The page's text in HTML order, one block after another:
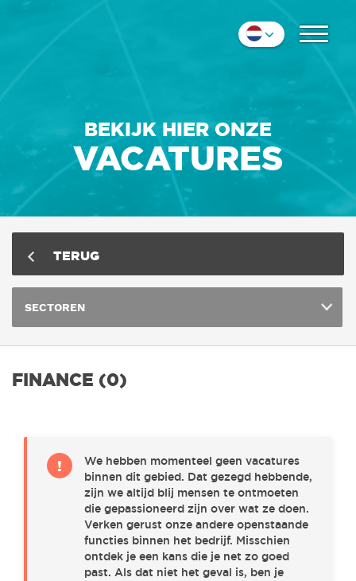
COLLEGA'S
CONTACT
BEKIJK HIER ONZE
VACATURES
TERUG
SECTOREN
PROJECT MANAGEMENT(0)
(0)
FINANCE (0)
!
We hebben momenteel geen vacatures
binnen dit gebied. Dat gezegd hebbende,
zijn we altijd blij mensen te ontmoeten
die gepassioneerd zijn over wat ze doen.
Verken gerust onze andere openstaande
functies binnen het bedrijf. Misschien
ontdek je een kans die je net zo goed
past. Als dat niet het geval is, ben je